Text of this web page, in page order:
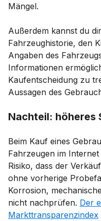
Mängel.
Außerdem kannst du
Fahrzeughistorie, den
Angaben des
Informationen
Kaufentscheidung zu
Aussagen des
Nachteil: höheres
Beim Kauf eines
Fahrzeugen im
Risiko, dass der
ohne vorherige
Korrosion,
nicht nachprüfen. Der
Markttransparenzindex